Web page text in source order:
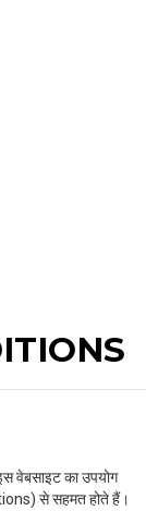
वेबसाइट का उपयोग
से सहमत होते हैं।